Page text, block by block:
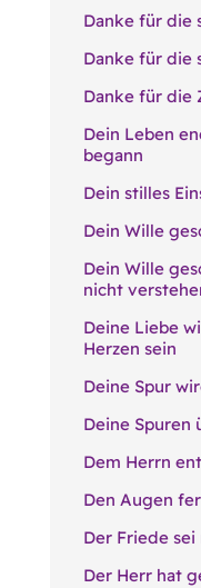
Danke für die
Danke für die
Danke für die
Dein Leben
begann
Dein stilles
Dein Wille
Dein Wille
nicht
Deine Liebe
Herzen sein
Deine Spur
Deine Spuren
Dem Herrn
Den Augen
Der Friede
Der Herr hat